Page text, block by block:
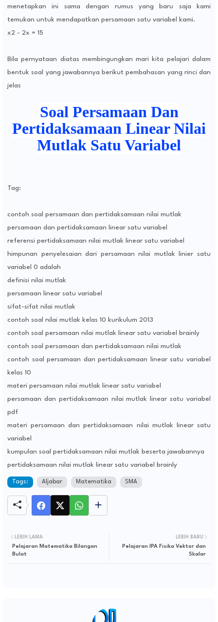
menetapkan ini sama dengan rumus yang baru saja kami
temukan untuk mendapatkan persamaan satu variabel kami.
x2 - 2x = 15
Bila pernyataan diatas membingungkan mari kita pelajari dalam
bentuk soal yang jawabannya berikut pembahasan yang rinci dan
jelas
Soal Persamaan Dan
Pertidaksamaan Linear Nilai
Mutlak Satu Variabel
Tag:
contoh soal persamaan dan pertidaksamaan nilai mutlak
persamaan dan pertidaksamaan linear satu variabel
referensi pertidaksamaan nilai mutlak linear satu variabel
himpunan penyelesaian dari persamaan nilai mutlak linier satu
variabel 0 adalah
definisi nilai mutlak
persamaan linear satu variabel
sifat-sifat nilai mutlak
contoh soal nilai mutlak kelas 10 kurikulum 2013
contoh soal persamaan nilai mutlak linear satu variabel brainly
contoh soal persamaan dan pertidaksamaan nilai mutlak
contoh soal persamaan dan pertidaksamaan linear satu variabel
kelas 10
materi persamaan nilai mutlak linear satu variabel
persamaan dan pertidaksamaan nilai mutlak linear satu variabel
pdf
materi persamaan dan pertidaksamaan nilai mutlak linear satu
variabel
kumpulan soal pertidaksamaan nilai mutlak beserta jawabannya
pertidaksamaan nilai mutlak linear satu variabel brainly
Tags: Aljabar Matematika SMA
LEBIH BARU
Pelajaran IPA Fisika Vektor dan
Skalar
LEBIH LAMA
Pelajaran Matematika Bilangan
Bulat